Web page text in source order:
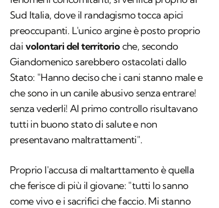
Sud Italia, dove il randagismo tocca apici
preoccupanti. L'unico argine è posto proprio
dai volontari del territorio che, secondo
Giandomenico sarebbero ostacolati dallo
Stato: "Hanno deciso che i cani stanno male e
che sono in un canile abusivo senza entrare!
senza vederli! Al primo controllo risultavano
tutti in buono stato di salute e non
presentavano maltrattamenti".
Proprio l'accusa di maltarttamento è quella
che ferisce di più il giovane: "tutti lo sanno
come vivo e i sacrifici che faccio. Mi stanno